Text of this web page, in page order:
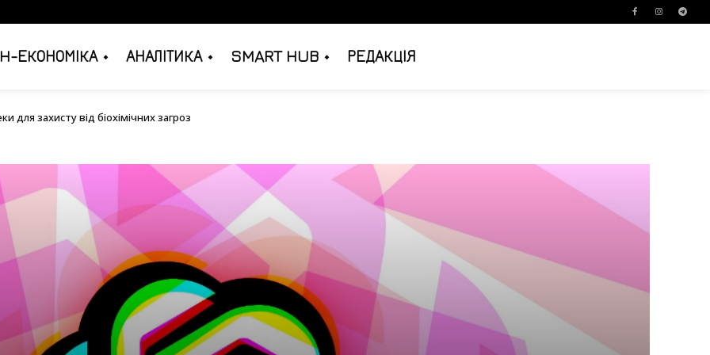
ЕКОНОМІКА АНАЛІТИКА SMART HUB РЕДАКЦІЯ
для захисту від біохімічних загроз
для захисту від біохімічних загроз